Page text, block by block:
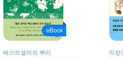
베스트셀러의 뿌리 직장